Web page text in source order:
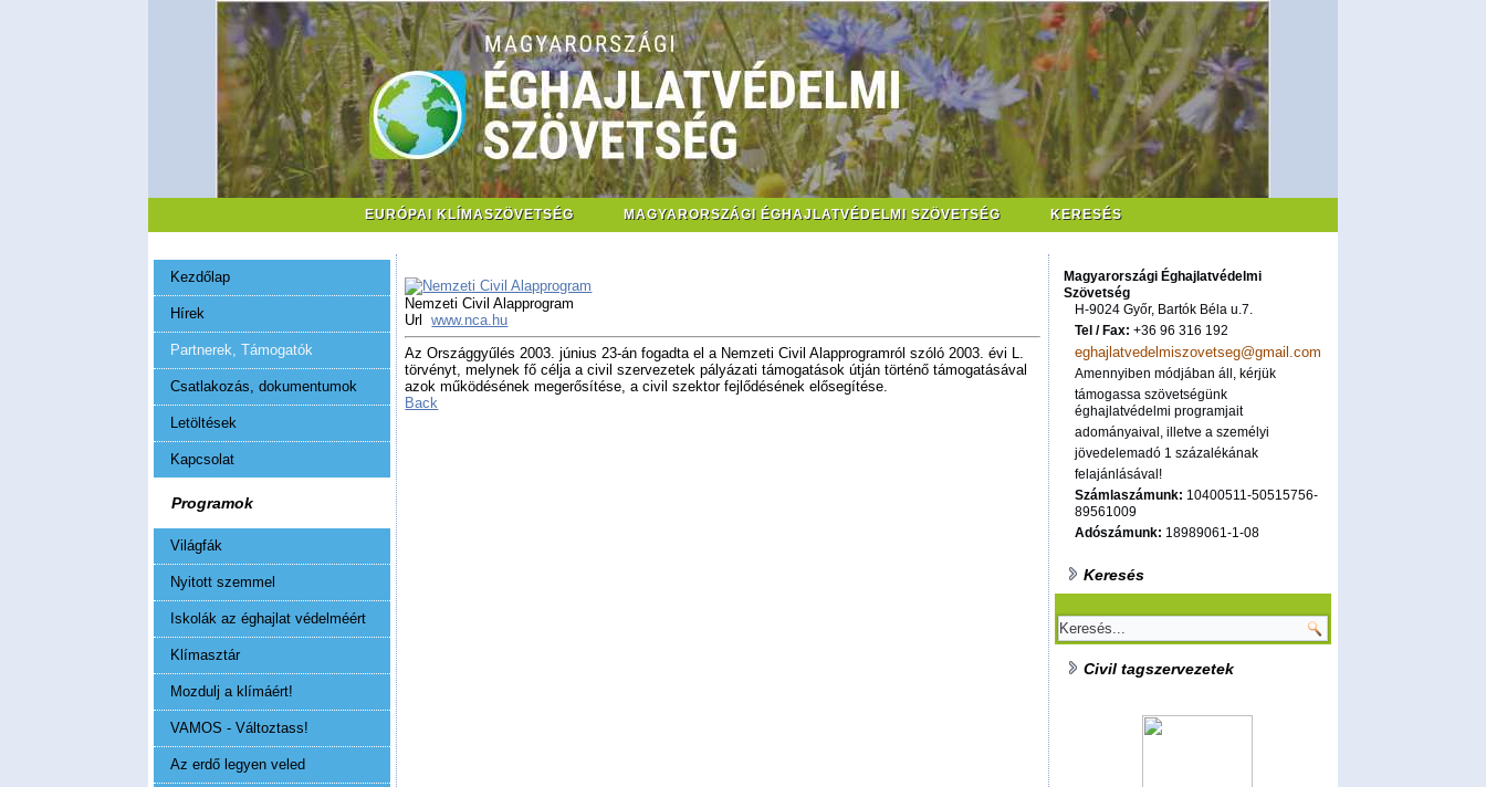
EURÓPAI KLÍMASZÖVETSÉG MAGYARORSZÁGI ÉGHAJLATVÉDELMI SZÖVETSÉG KERESÉS
Kezdőlap
Hírek
Partnerek, Támogatók
Csatlakozás, dokumentumok
Letöltések
Kapcsolat
Programok
Világfák
Nyitott szemmel
Iskolák az éghajlat védelméért
Klímasztár
Mozdulj a klímáért!
VAMOS - Változtass!
Az erdő legyen veled
Nemzeti Civil Alapprogram
Url
www.nca.hu
Az Országgyűlés 2003. június 23-án fogadta el a Nemzeti Civil Alapprogramról szóló 2003. évi L.
törvényt, melynek fő célja a civil szervezetek pályázati támogatások útján történő támogatásával
azok működésének megerősítése, a civil szektor fejlődésének elősegítése.
Back
Magyarországi Éghajlatvédelmi
Szövetség
H-9024 Győr, Bartók Béla u.7.
Tel / Fax: +36 96 316 192
eghajlatvedelmiszovetseg@gmail.com
Amennyiben módjában áll, kérjük
támogassa szövetségünk
éghajlatvédelmi programjait
adományaival, illetve a személyi
jövedelemadó 1 százalékának
felajánlásával!
Számlaszámunk: 10400511-50515756-
89561009
Adószámunk: 18989061-1-08
Keresés
Civil tagszervezetek